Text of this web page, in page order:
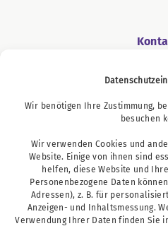
Wir benötigen Ihre Zustimmung,
besuchen
Wir verwenden Cookies und
Website. Einige von ihnen sind
helfen, diese Website und
Personenbezogene Daten
Adressen), z. B. für
Anzeigen- und Inhaltsmessung.
Verwendung Ihrer Daten finden Sie